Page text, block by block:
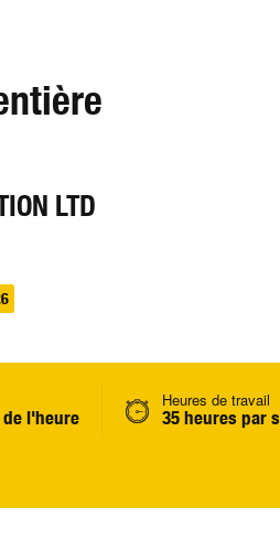
LTD
de l'heure
Heures de travail
35 heures par